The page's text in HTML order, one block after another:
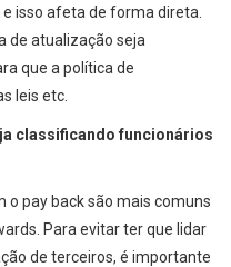
isso afeta de forma direta.
de atualização seja
que a política de
leis etc.
classificando funcionários
o pay back são mais comuns
Para evitar ter que lidar
de terceiros, é importante